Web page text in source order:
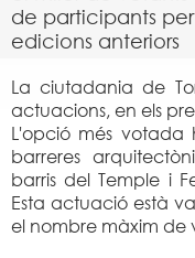
de participants
edicions anteriors
La ciutadania de
actuacions, en els
L'opció més votada
barreres
barris del Temple i
Esta actuació està
el nombre màxim de